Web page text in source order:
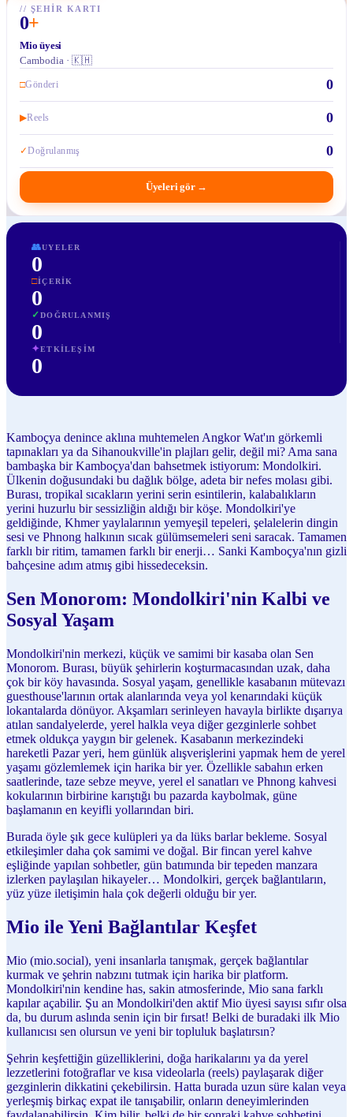
// ŞEHIR KARTI
0+
Mio üyesi
Cambodia · 🇰🇭
□Gönderi 0
▶Reels 0
✓Doğrulanmış 0
Üyeleri gör →
👥UYELER
0
□İÇERIK
0
✓DOĞRULANMIŞ
0
✦ETKILEŞIM
0
Kamboçya denince aklına muhtemelen Angkor Wat'ın görkemli
tapınakları ya da Sihanoukville'in plajları gelir, değil mi? Ama sana
bambaşka bir Kamboçya'dan bahsetmek istiyorum: Mondolkiri.
Ülkenin doğusundaki bu dağlık bölge, adeta bir nefes molası gibi.
Burası, tropikal sıcakların yerini serin esintilerin, kalabalıkların
yerini huzurlu bir sessizliğin aldığı bir köşe. Mondolkiri'ye
geldiğinde, Khmer yaylalarının yemyeşil tepeleri, şelalelerin dingin
sesi ve Phnong halkının sıcak gülümsemeleri seni saracak. Tamamen
farklı bir ritim, tamamen farklı bir enerji… Sanki Kamboçya'nın gizli
bahçesine adım atmış gibi hissedeceksin.
Sen Monorom: Mondolkiri'nin Kalbi ve
Sosyal Yaşam
Mondolkiri'nin merkezi, küçük ve samimi bir kasaba olan Sen
Monorom. Burası, büyük şehirlerin koşturmacasından uzak, daha
çok bir köy havasında. Sosyal yaşam, genellikle kasabanın mütevazı
guesthouse'larının ortak alanlarında veya yol kenarındaki küçük
lokantalarda dönüyor. Akşamları serinleyen havayla birlikte dışarıya
atılan sandalyelerde, yerel halkla veya diğer gezginlerle sohbet
etmek oldukça yaygın bir gelenek. Kasabanın merkezindeki
hareketli Pazar yeri, hem günlük alışverişlerini yapmak hem de yerel
yaşamı gözlemlemek için harika bir yer. Özellikle sabahın erken
saatlerinde, taze sebze meyve, yerel el sanatları ve Phnong kahvesi
kokularının birbirine karıştığı bu pazarda kaybolmak, güne
başlamanın en keyifli yollarından biri.
Burada öyle şık gece kulüpleri ya da lüks barlar bekleme. Sosyal
etkileşimler daha çok samimi ve doğal. Bir fincan yerel kahve
eşliğinde yapılan sohbetler, gün batımında bir tepeden manzara
izlerken paylaşılan hikayeler… Mondolkiri, gerçek bağlantıların,
yüz yüze iletişimin hala çok değerli olduğu bir yer.
Mio ile Yeni Bağlantılar Keşfet
Mio (mio.social), yeni insanlarla tanışmak, gerçek bağlantılar
kurmak ve şehrin nabzını tutmak için harika bir platform.
Mondolkiri'nin kendine has, sakin atmosferinde, Mio sana farklı
kapılar açabilir. Şu an Mondolkiri'den aktif Mio üyesi sayısı sıfır olsa
da, bu durum aslında senin için bir fırsat! Belki de buradaki ilk Mio
kullanıcısı sen olursun ve yeni bir topluluk başlatırsın?
Şehrin keşfettiğin güzelliklerini, doğa harikalarını ya da yerel
lezzetlerini fotoğraflar ve kısa videolarla (reels) paylaşarak diğer
gezginlerin dikkatini çekebilirsin. Hatta burada uzun süre kalan veya
yerleşmiş birkaç expat ile tanışabilir, onların deneyimlerinden